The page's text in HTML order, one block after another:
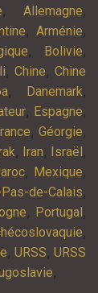
, Allemagne,
, Arménie,
, Bolivie,
, Chine, Chine
, Danemark,
, Espagne,
,Géorgie,
, Iran, Israël ,
, Mexique,
Pas-de-Calais,
, Portugal ,
,
, URSS,URSS
,